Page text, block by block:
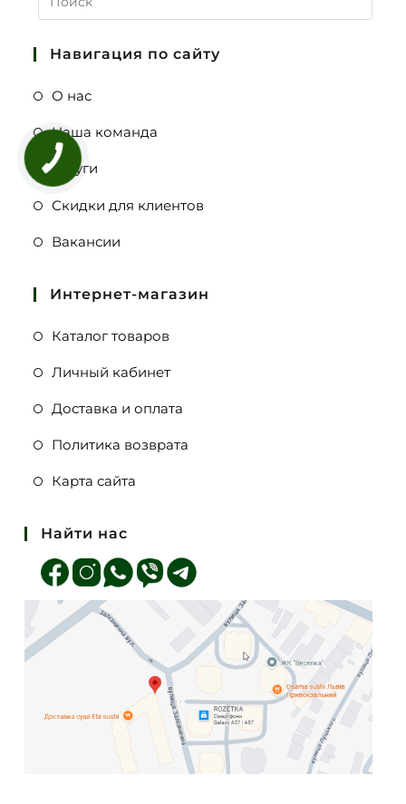
Навигация по сайту
О нас
Наша команда
Услуги
Скидки для клиентов
Вакансии
Интернет-магазин
Каталог товаров
Личный кабинет
Доставка и оплата
Политика возврата
Карта сайта
Найти нас